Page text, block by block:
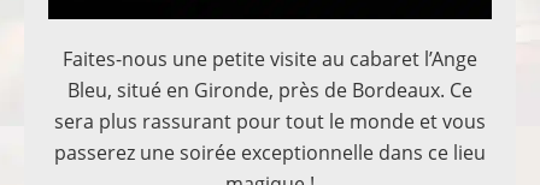
Faites-nous une petite visite au cabaret l’Ange
Bleu, situé en Gironde, près de Bordeaux. Ce
sera plus rassurant pour tout le monde et vous
passerez une soirée exceptionnelle dans ce lieu